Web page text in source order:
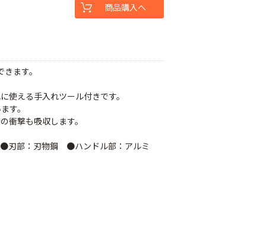
ます。
使える手入れツール付きです。
す。
衝撃も吸収します。
部：刃物鋼 ●ハンドル部：アルミ
商品購入へ